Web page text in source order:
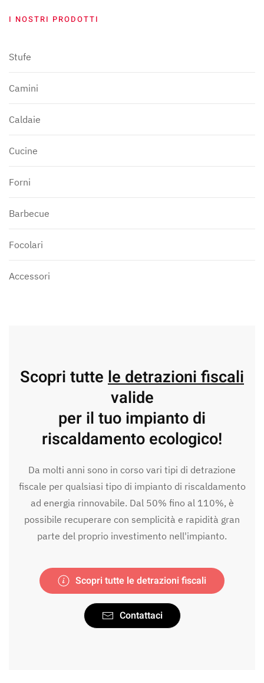
I NOSTRI PRODOTTI
Stufe
Camini
Caldaie
Cucine
Forni
Barbecue
Focolari
Accessori
Scopri tutte le detrazioni fiscali
valide
per il tuo impianto di
riscaldamento ecologico!
Da molti anni sono in corso vari tipi di detrazione
fiscale per qualsiasi tipo di impianto di riscaldamento
ad energia rinnovabile. Dal 50% fino al 110%, è
possibile recuperare con semplicità e rapidità gran
parte del proprio investimento nell'impianto.
Scopri tutte le detrazioni fiscali
Contattaci